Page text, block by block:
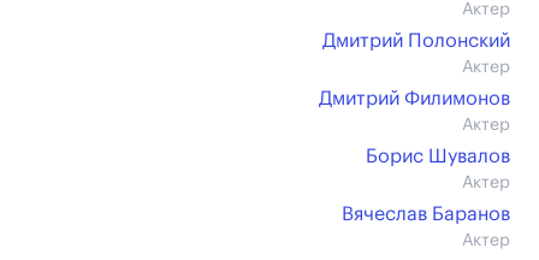
Актер
Дмитрий Полонский
Актер
Дмитрий Филимонов
Актер
Борис Шувалов
Актер
Вячеслав Баранов
Актер